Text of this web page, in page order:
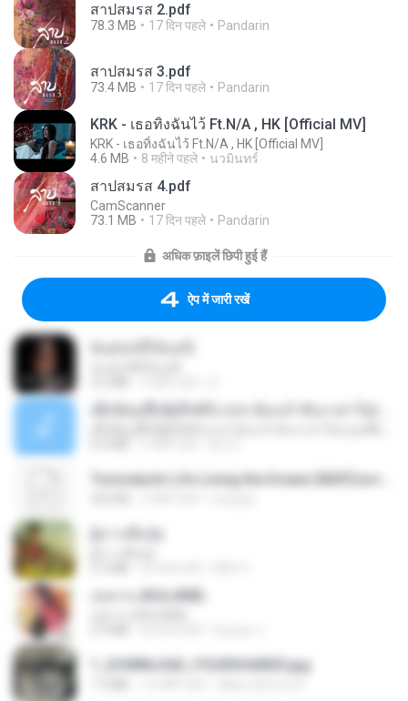
สาปสมรส 2.pdf
78.3 MB 17 दिन पहले Pandarin
สาปสมรส 3.pdf
73.4 MB 17 दिन पहले Pandarin
KRK - เธอทิ้งฉันไว้ Ft.N/A , HK [Official MV]
KRK - เธอทิ้งฉันไว้ Ft.N/A , HK [Official MV]
4.6 MB
8 महीने पहले นวมินทร์
สาปสมรส 4.pdf
CamScanner
73.1 MB
17 दिन पहले Pandarin
अधिक फ़ाइलें छिपी हुई हैं
ऐप में जारी रखें
กุหลาบ (KULARB)
1_DOWNLOAD_FOURSHARED.jpg